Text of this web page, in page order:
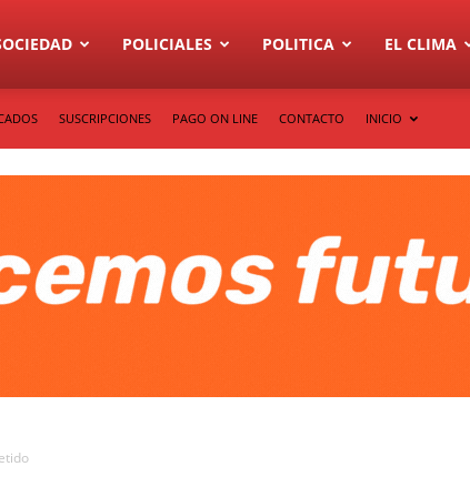
POLICIALES POLITICA EL CLIMA
SUSCRIPCIONES PAGO ON LINE CONTACTO INICIO